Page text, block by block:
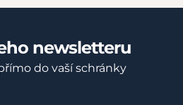
newsletteru
do vaší schránky